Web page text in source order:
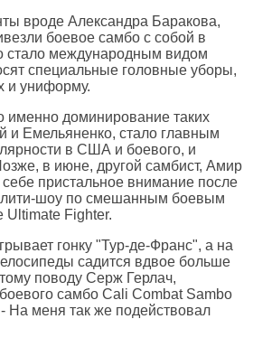
вроде Александра Баракова,
боевое самбо с собой в
стало международным видом
специальные головные уборы,
и униформу.
именно доминирование таких
и Емельяненко, стало главным
в США и боевого, и
в июне, другой самбист, Амир
пристальное внимание после
шоу по смешанным боевым
Ultimate Fighter.
гонку "Тур-де-Франс", а на
садится вдвое больше
поводу Серж Герлач,
самбо Cali Combat Sambo
На меня так же подействовал